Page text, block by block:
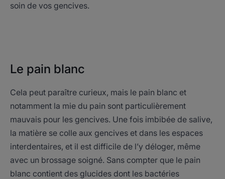
soin de vos gencives.
Le pain blanc
Cela peut paraître curieux, mais le pain blanc et
notamment la mie du pain sont particulièrement
mauvais pour les gencives. Une fois imbibée de salive,
la matière se colle aux gencives et dans les espaces
interdentaires, et il est difficile de l’y déloger, même
avec un brossage soigné. Sans compter que le pain
blanc contient des glucides dont les bactéries